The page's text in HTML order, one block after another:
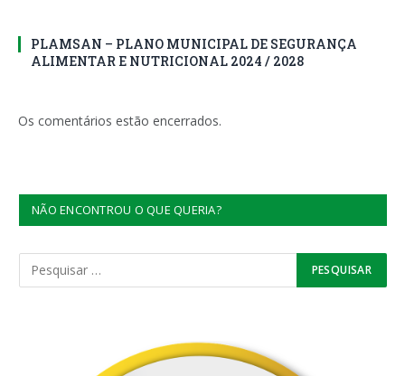
PLAMSAN – PLANO MUNICIPAL DE SEGURANÇA
ALIMENTAR E NUTRICIONAL 2024 / 2028
Os comentários estão encerrados.
NÃO ENCONTROU O QUE QUERIA?